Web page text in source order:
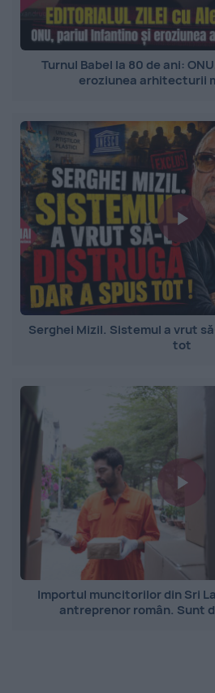
Turnul Babel la 80 de ani:
eroziunea arhitecturii
Serghei Mizil. Sistemul a vrut
tot
Importul muncitorilor din Sri
antreprenor român. Sunt